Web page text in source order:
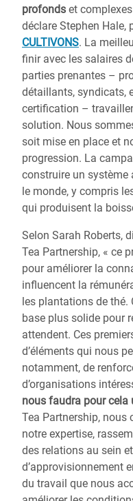
profonds et
déclare Stephen Hale,
CULTIVONS. La
finir avec les salaires
parties prenantes –
détaillants, syndicats,
certification –
solution. Nous
soit mise en place et
progression. La
construire un
le monde, y compris
qui produisent la
Selon Sarah Roberts,
Tea Partnership, « ce
pour améliorer la
influencent la
les plantations de thé.
base plus solide pour
attendent. Ces
d’éléments qui nous
notamment, de
d’organisations
nous faudra pour
Tea Partnership, nous
notre expertise,
des relations au sein
d’approvisionnement
du travail que nous